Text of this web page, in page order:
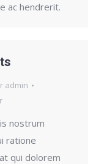
ac hendrerit.
admin
nostrum
ratione
qui dolorem